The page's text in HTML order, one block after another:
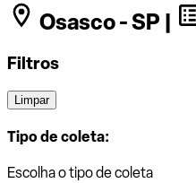
Osasco - SP |
Filtros
Limpar
Tipo de coleta:
Escolha o tipo de coleta